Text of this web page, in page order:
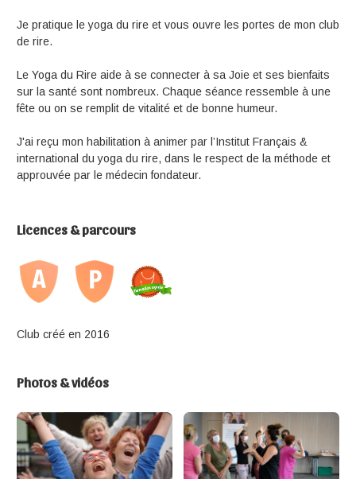
Je pratique le yoga du rire et vous ouvre les portes de mon club
de rire.
Le Yoga du Rire aide à se connecter à sa Joie et ses bienfaits
sur la santé sont nombreux. Chaque séance ressemble à une
fête ou on se remplit de vitalité et de bonne humeur.
J'ai reçu mon habilitation à animer par l’Institut Français &
international du yoga du rire, dans le respect de la méthode et
approuvée par le médecin fondateur.
Licences & parcours
Club créé en 2016
Photos & vidéos